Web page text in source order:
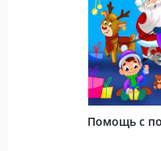
Помощь с